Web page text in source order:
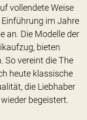
vollendete Weise
im Jahre
an. Die Modelle der
bieten
So vereint die The
heute klassische
die Liebhaber
begeistert.